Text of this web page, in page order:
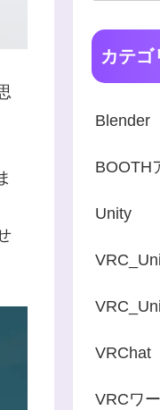
カテゴ
Blender
BOOTH
Unity
VRChat
VRCワ